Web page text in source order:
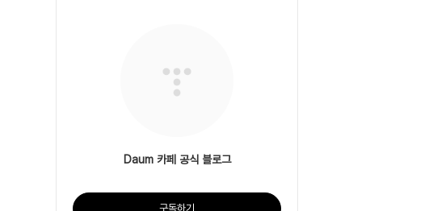
Daum 카페 공식 블로그
구독하기